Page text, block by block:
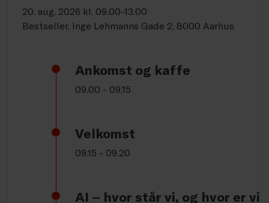
20. aug. 2026 kl. 09.00-13.00
Bestseller, Inge Lehmanns Gade 2, 8000 Aarhus
Ankomst og kaffe
09.00 - 09.15
Velkomst
09.15 - 09.20
AI – hvor står vi, og hvor er vi